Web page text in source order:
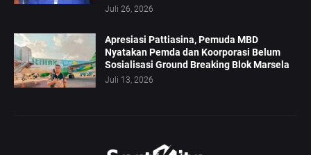
Juli 26, 2026
Apresiasi Pattiasina, Pemuda MBD
Nyatakan Pemda dan Koorporasi Belum
Sosialisasi Ground Breaking Blok Marsela
Juli 13, 2026